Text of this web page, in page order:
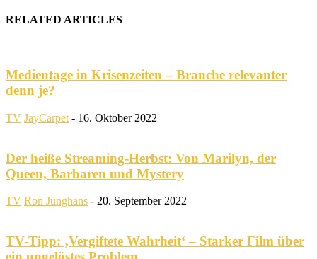
RELATED ARTICLES
Medientage in Krisenzeiten – Branche relevanter
denn je?
TV JayCarpet - 16. Oktober 2022
Der heiße Streaming-Herbst: Von Marilyn, der
Queen, Barbaren und Mystery
TV Ron Junghans - 20. September 2022
TV-Tipp: ‚Vergiftete Wahrheit‘ – Starker Film über